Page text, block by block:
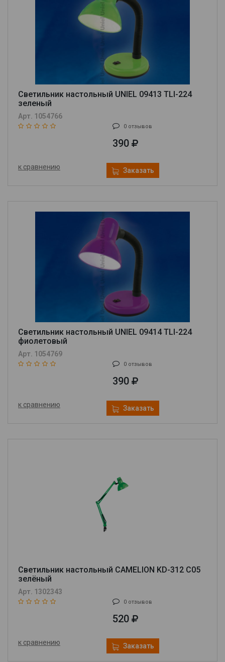
Светильник настольный UNIEL 09413 TLI-224
зеленый
Арт. 1054766
0 отзывов
390
к сравнению Заказать
Светильник настольный UNIEL 09414 TLI-224
фиолетовый
Арт. 1054769
0 отзывов
390
к сравнению Заказать
Светильник настольный CAMELION KD-312 C05
зелёный
Арт. 1302343
0 отзывов
520
к сравнению Заказать